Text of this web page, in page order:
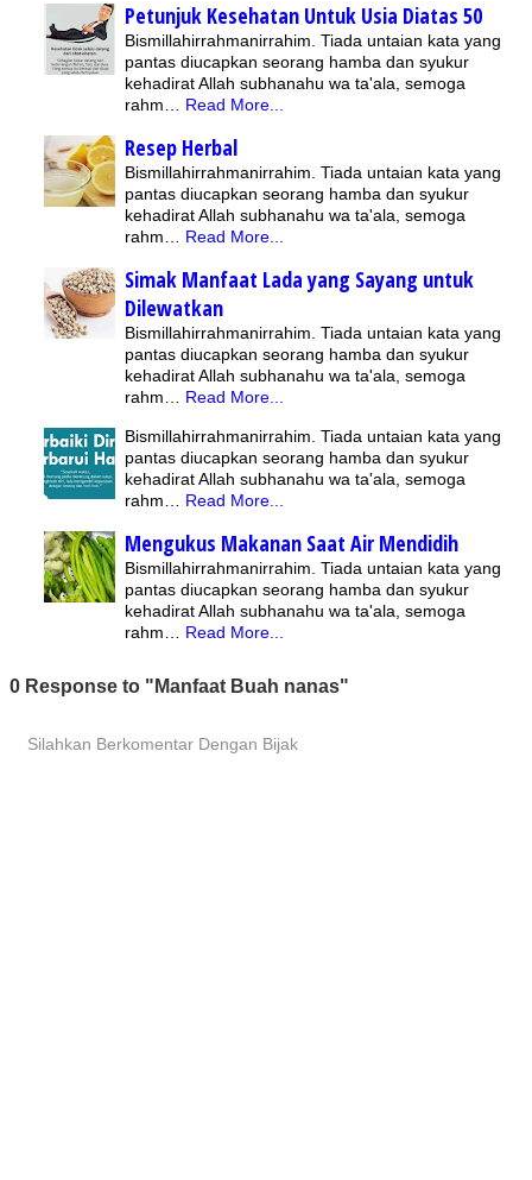
Petunjuk Kesehatan Untuk Usia Diatas 50
Bismillahirrahmanirrahim. Tiada untaian kata yang
pantas diucapkan seorang hamba dan syukur
kehadirat Allah subhanahu wa ta'ala, semoga
rahm…
Read More...
Resep Herbal
Bismillahirrahmanirrahim. Tiada untaian kata yang
pantas diucapkan seorang hamba dan syukur
kehadirat Allah subhanahu wa ta'ala, semoga
rahm…
Read More...
Simak Manfaat Lada yang Sayang untuk
Dilewatkan
Bismillahirrahmanirrahim. Tiada untaian kata yang
pantas diucapkan seorang hamba dan syukur
kehadirat Allah subhanahu wa ta'ala, semoga
rahm…
Read More...
Bismillahirrahmanirrahim. Tiada untaian kata yang
pantas diucapkan seorang hamba dan syukur
kehadirat Allah subhanahu wa ta'ala, semoga
rahm…
Read More...
Mengukus Makanan Saat Air Mendidih
Bismillahirrahmanirrahim. Tiada untaian kata yang
pantas diucapkan seorang hamba dan syukur
kehadirat Allah subhanahu wa ta'ala, semoga
rahm…
Read More...
0 Response to "Manfaat Buah nanas"
Silahkan Berkomentar Dengan Bijak